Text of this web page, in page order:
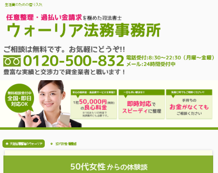
生活費のための借り入れ
大阪任意整理のウォーリア 50代女性･看護師
50代女性 からの体験談